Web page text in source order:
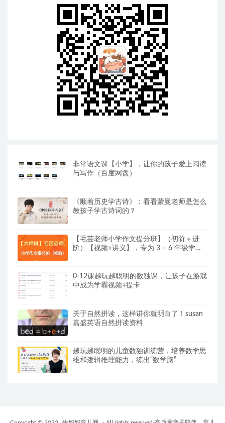
非常语文课【小学】，让你的孩子爱上阅读
与写作（百度网盘）
《顺着历史学古诗》：看看蒙曼老师是怎么
教孩子学古诗词的？
【毛芸老师小学作文提分班】（初阶＋进
阶）【视频+讲义】，专为 3 – 6 年级学员
0-12课越玩越聪明的数独课，让孩子在游戏
中成为学霸视频+提卡
关于自然拼读，这样讲你就明白了！susan
嘉盛英语自然拼读资料
越玩越聪明的儿童数独训练营，培养数学思
维和逻辑推理能力，练出“数学脑”